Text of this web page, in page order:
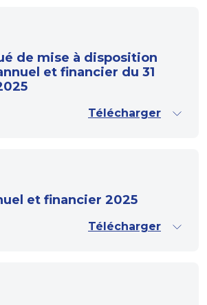
de mise à disposition
et financier du 31
Télécharger
et financier 2025
Télécharger